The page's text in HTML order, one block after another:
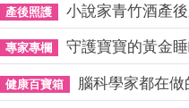
產後照護 小說家青竹酒產
專家專欄 守護寶寶的黃金
健康百寶箱 腦科學家都在做的